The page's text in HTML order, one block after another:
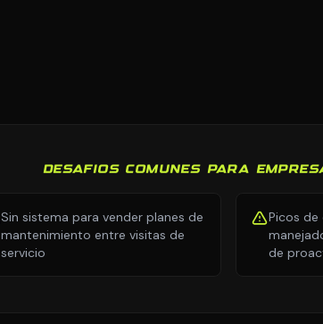
DESAFIOS COMUNES PARA
Sin sistema para vender planes de
mantenimiento entre visitas de
servicio
Picos de
de